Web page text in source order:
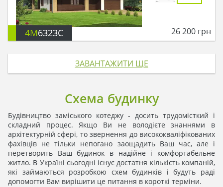
4M6323C 26 200 грн
ЗАВАНТАЖИТИ ЩЕ
Схема будинку
Будівництво заміського котеджу - досить трудомісткий і
складний процес. Якщо Ви не володієте знаннями в
архітектурній сфері, то звернення до висококваліфікованих
фахівців не тільки непогано заощадить Ваш час, але і
перетворить Ваш будинок в надійне і комфортабельне
житло. В Україні сьогодні існує достатня кількість компаній,
які займаються розробкою схем будинків і будуть раді
допомогти Вам вирішити це питання в короткі терміни.